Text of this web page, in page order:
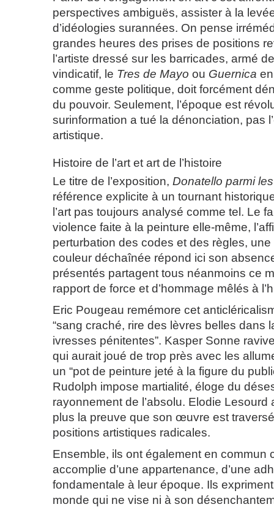
perspectives ambiguës, assister à la
d’idéologies surannées. On pense
grandes heures des prises de positions
l’artiste dressé sur les barricades, armé
vindicatif, le Tres de Mayo ou Guernica
comme geste politique, doit forcément
du pouvoir. Seulement, l’époque est
surinformation a tué la dénonciation, pas
artistique.
Histoire de l’art et art de l’histoire
Le titre de l’exposition, Donatello parmi
référence explicite à un tournant
l’art pas toujours analysé comme tel. Le
violence faite à la peinture elle-même,
perturbation des codes et des règles,
couleur déchaînée répond ici son
présentés partagent tous néanmoins ce
rapport de force et d’hommage mêlés à
Eric Pougeau remémore cet
“sang craché, rire des lèvres belles dans
ivresses pénitentes”. Kasper Sonne
qui aurait joué de trop près avec les
un “pot de peinture jeté à la figure du
Rudolph impose martialité, éloge du
rayonnement de l’absolu. Elodie Lesourd
plus la preuve que son œuvre est
positions artistiques radicales.
Ensemble, ils ont également en commun
accomplie d’une appartenance, d’une
fondamentale à leur époque. Ils
monde qui ne vise ni à son